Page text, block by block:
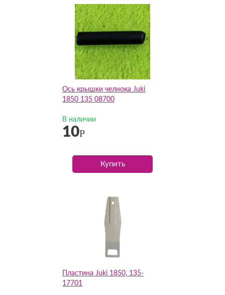
Ось крышки челнока Juki
1850 135 08700
В наличии
10Р
Купить
Пластина Juki 1850, 135-
17701